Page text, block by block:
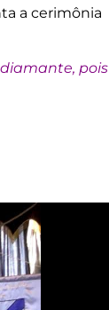
a cerimônia
pois